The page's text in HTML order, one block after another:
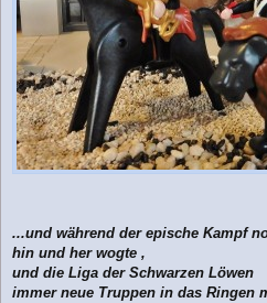
...und während der epische Kampf
hin und her wogte ,
und die Liga der Schwarzen Löwen
immer neue Truppen in das Ringen